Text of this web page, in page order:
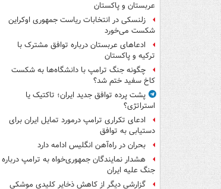
عربستان و پاکستان
زلنسکی در انتخابات ریاست جمهوری اوکراین
شکست می‌خورد
ادعاهای عربستان درباره توافق مشترک با
ترکیه و پاکستان
چگونه جنگ ترامپ با دانشگاه‌ها به شکست
کاخ سفید ختم شد؟
پشت پرده توافق جدید ایران؛ تاکتیک یا
استراتژی؟
ادعای تکراری ترامپ درمورد تمایل ایران برای
دستیابی به توافق
بحران در راه‌آهن انگلیس ادامه دارد
هشدار نمایندگان جمهوری‌خواه به ترامپ درباره
جنگ علیه ایران
گزارشی دیگر از کاهش ذخایر کلیدی موشکی